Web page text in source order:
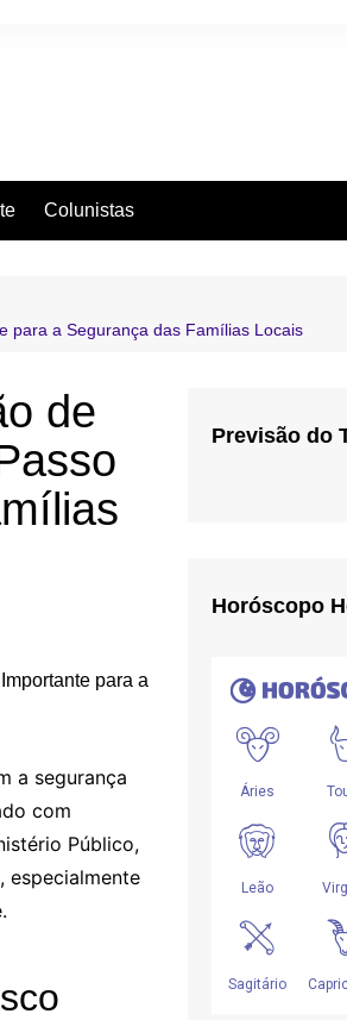
Colunistas
para a Segurança das Famílias Locais
de
a segurança
com
Público,
especialmente
Previsão do
Horóscopo